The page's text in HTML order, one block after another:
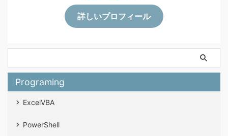
詳しいプロフィール
Programing
ExcelVBA
PowerShell